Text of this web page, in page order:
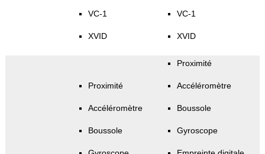
VC-1
XVID
VC-1
XVID
Proximité
Accéléromètre
Boussole
Proximité
Accéléromètre
Boussole
Gyroscope